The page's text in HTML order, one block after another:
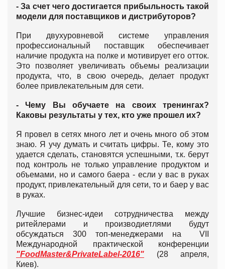
- За счет чего достигается прибыльность такой
модели для поставщиков и дистрибуторов?
При двухуровневой системе управления
профессиональный поставщик обеспечивает
наличие продукта на полке и мотивирует его отток.
Это позволяет увеличивать объемы реализации
продукта, что, в свою очередь, делает продукт
более привлекательным для сети.
- Чему Вы обучаете на своих тренингах?
Каковы результаты у тех, кто уже прошел их?
Я провел в сетях много лет и очень много об этом
знаю. Я учу думать и считать цифры. Те, кому это
удается сделать, становятся успешными, т.к. берут
под контроль не только управление продуктом и
объемами, но и самого баера - если у вас в руках
продукт, привлекательный для сети, то и баер у вас
в руках.
Лучшие бизнес-идеи сотрудничества между
ритейлерами и производиетлями будут
обсуждаться 300 топ-менеджерами на VII
Международной практической конференции
"FoodMaster&PrivateLabel-2016" (28 апреля,
Киев).